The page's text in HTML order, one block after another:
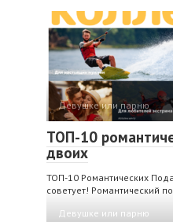
Девушке или парню
ТОП-10
двоих
ТОП-10 Романтических
советует! Романтический
Девушке или парню